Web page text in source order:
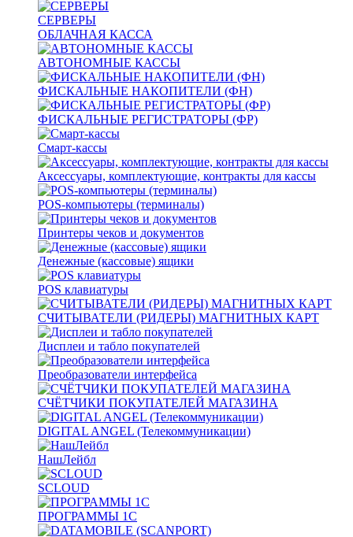
СЕРВЕРЫ
ОБЛАЧНАЯ КАССА
АВТОНОМНЫЕ КАССЫ
ФИСКАЛЬНЫЕ НАКОПИТЕЛИ (ФН)
ФИСКАЛЬНЫЕ РЕГИСТРАТОРЫ (ФР)
Смарт-кассы
Аксессуары, комплектующие, контракты для кассы
POS-компьютеры (терминалы)
Принтеры чеков и документов
Денежные (кассовые) ящики
POS клавиатуры
СЧИТЫВАТЕЛИ (РИДЕРЫ) МАГНИТНЫХ КАРТ
Дисплеи и табло покупателей
Преобразователи интерфейса
СЧЁТЧИКИ ПОКУПАТЕЛЕЙ МАГАЗИНА
DIGITAL ANGEL (Телекоммуникации)
НашЛейбл
SCLOUD
ПРОГРАММЫ 1С